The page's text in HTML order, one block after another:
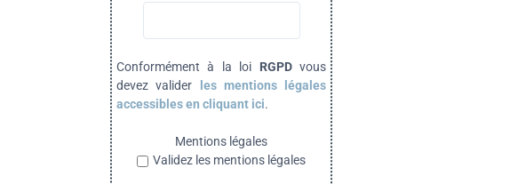
Conformément à la loi RGPDvous
devez valider
les mentions légales
accessibles en cliquant ici.
Mentions légales
Validez les mentions légales